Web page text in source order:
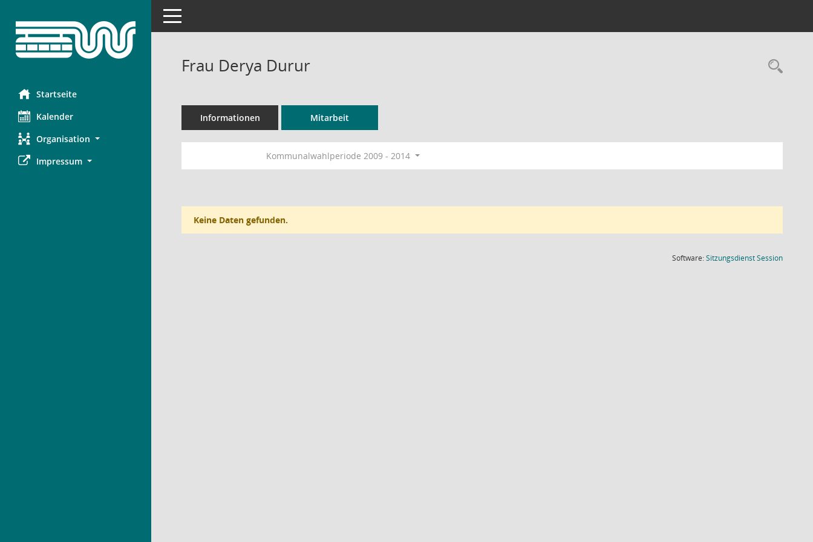
Startseite
Kalender
Organisation
Impressum
Toggle navigation
Frau Derya Durur
Informationen Mitarbeit
Kommunalwahlperiode 2009 - 2014
Keine Daten gefunden.
Software:SitzungsdienstSession(Wird in